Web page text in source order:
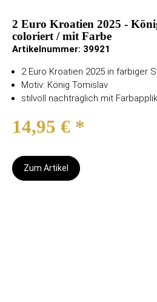
2 Euro Kroatien 2025 -
coloriert / mit Farbe
Artikelnummer: 39921
2 Euro Kroatien 2025 in farbiger
Motiv: König Tomislav
stilvoll nachträglich mit
14,95 € *
Zum Artikel